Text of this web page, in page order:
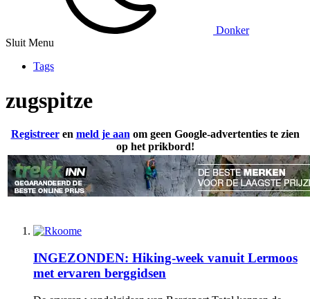
Donker
Sluit Menu
Tags
zugspitze
Registreeren meld je aan om geen Google-advertenties te zien
op het prikbord!
INGEZONDEN: Hiking-week vanuit Lermoos
met ervaren berggidsen